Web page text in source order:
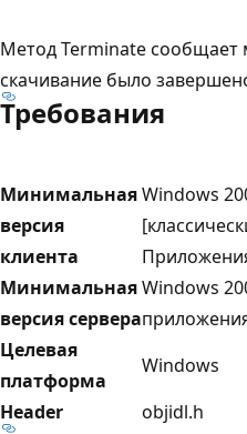
Метод Terminate сообщает
скачивание было
Требования
Минимальная
версия
клиента
Windows
Минимальная
версия сервера
Windows
Целевая
платформа
Windows
Header
objidl.h